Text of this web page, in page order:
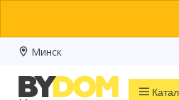
Минск